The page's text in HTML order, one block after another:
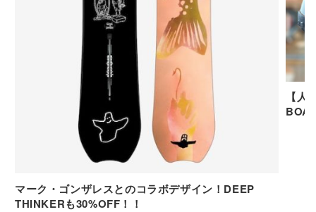
マーク・ゴンザレスとのコラボデザイン！DEEP
THINKERも30%OFF！！
【
BOA